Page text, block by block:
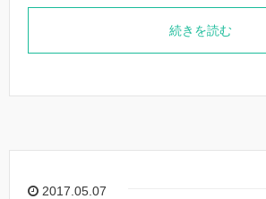
続きを読む
2017.05.07